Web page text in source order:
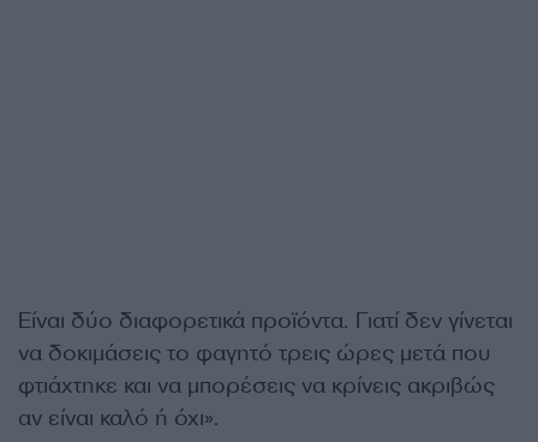
Είναι δύο διαφορετικά προϊόντα. Γιατί δεν γίνεται
να δοκιμάσεις το φαγητό τρεις ώρες μετά που
φτιάχτηκε και να μπορέσεις να κρίνεις ακριβώς
αν είναι καλό ή όχι».